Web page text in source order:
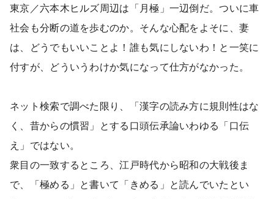
東京／六本木ヒルズ周辺は「月極」一辺倒だ。ついに車
社会も分断の道を歩むのか。そんな心配をよそに、妻
は、どうでもいいことよ！誰も気にしないわ！と一笑に
付すが、どういうわけか気になって仕方がなかった。
ネット検索で調べた限り、「漢字の読み方に規則性はな
く、昔からの慣習」とする口頭伝承論いわゆる「口伝
え」ではない。
衆目の一致するところ、江戸時代から昭和の大戦後ま
で、「極める」と書いて「きめる」と読んでいたとい